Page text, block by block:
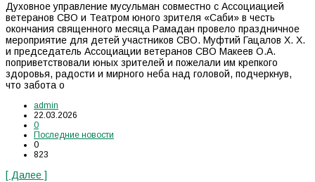
Духовное управление мусульман совместно с Ассоциацией
ветеранов СВО и Театром юного зрителя «Саби» в честь
окончания священного месяца Рамадан провело праздничное
мероприятие для детей участников СВО. Муфтий Гацалов Х. Х.
и председатель Ассоциации ветеранов СВО Макеев О.А.
поприветствовали юных зрителей и пожелали им крепкого
здоровья, радости и мирного неба над головой, подчеркнув,
что забота о
admin
22.03.2026
0
Последние новости
0
823
[ Далее ]